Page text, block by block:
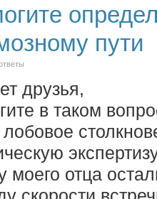
пути
друзья,
в таком
моего отца